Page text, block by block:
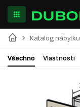
Katalog nábytku
Všechno Vlastnosti